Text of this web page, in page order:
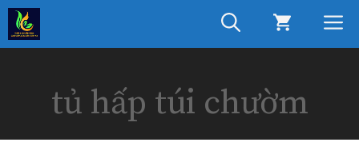
Chuyển
đến
nội
tủ hấp túi chườm